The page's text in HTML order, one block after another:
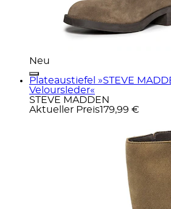
Neu
Plateaustiefel »STEVE
Veloursleder«
STEVE MADDEN
Aktueller Preis179,99 €